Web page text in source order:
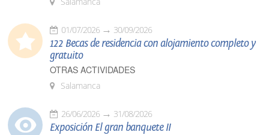
01/07/2026 30/09/2026
122 Becas de residencia con alojamiento completo y
gratuito
OTRAS ACTIVIDADES
Salamanca
26/06/2026 31/08/2026
Exposición El gran banquete II